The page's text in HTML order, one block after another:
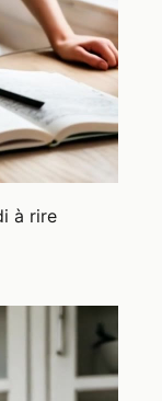
à rire